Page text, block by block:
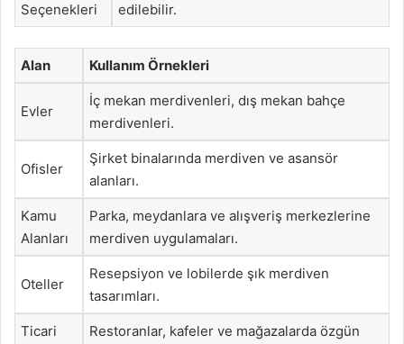
Seçenekleri
edilebilir.
Alan Kullanım Örnekleri
Evler
İç mekan merdivenleri, dış mekan bahçe
merdivenleri.
Ofisler
Şirket binalarında merdiven ve asansör
alanları.
Kamu
Alanları
Parka, meydanlara ve alışveriş merkezlerine
merdiven uygulamaları.
Oteller
Resepsiyon ve lobilerde şık merdiven
tasarımları.
Ticari
Restoranlar, kafeler ve mağazalarda özgün